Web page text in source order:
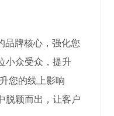
品牌核心，强化您
小众受众，提升
您的线上影响
脱颖而出，让客户